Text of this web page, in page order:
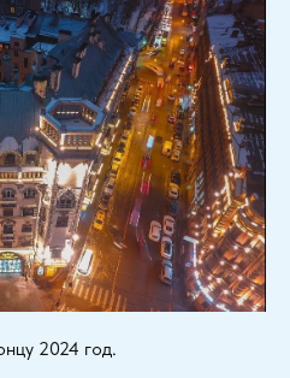
2024 год.